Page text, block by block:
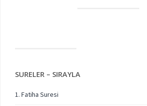
SURELER – SIRAYLA
1. Fatiha Suresi